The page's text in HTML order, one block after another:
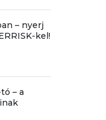
– nyerj
kel!
– a